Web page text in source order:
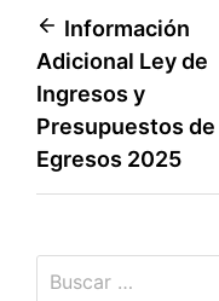
Navegación
de
entradas
Información
Adicional Ley de
Ingresos y
Presupuestos de
Egresos 2025